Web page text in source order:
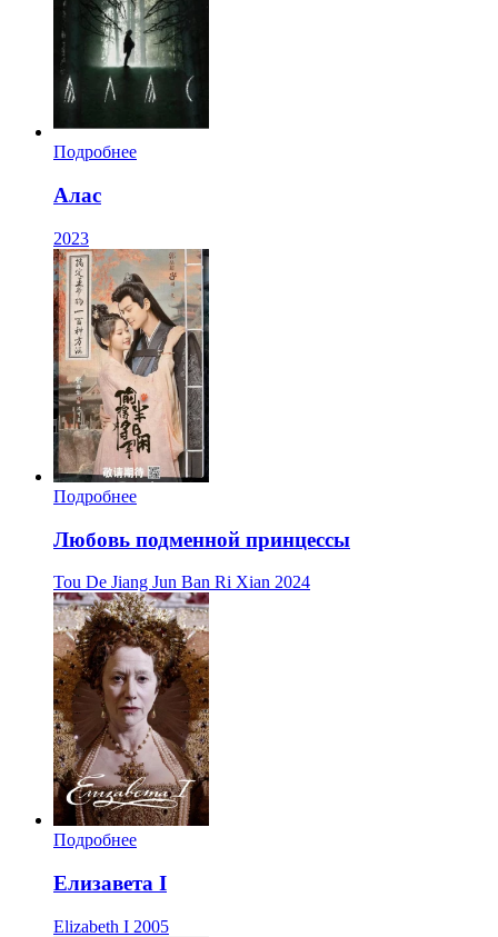
Подробнее
Алас
2023
Подробнее
Любовь подменной принцессы
Tou De Jiang Jun Ban Ri Xian 2024
Подробнее
Елизавета I
Elizabeth I 2005